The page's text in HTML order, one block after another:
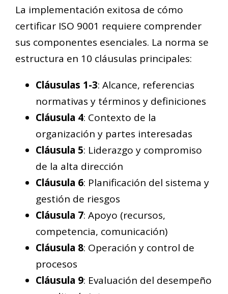
La implementación exitosa de cómo
certificar ISO 9001 requiere comprender
sus componentes esenciales. La norma se
estructura en 10 cláusulas principales:
Cláusulas 1-3: Alcance, referencias
normativas y términos y definiciones
Cláusula 4: Contexto de la
organización y partes interesadas
Cláusula 5: Liderazgo y compromiso
de la alta dirección
Cláusula 6: Planificación del sistema y
gestión de riesgos
Cláusula 7: Apoyo (recursos,
competencia, comunicación)
Cláusula 8: Operación y control de
procesos
Cláusula 9: Evaluación del desempeño